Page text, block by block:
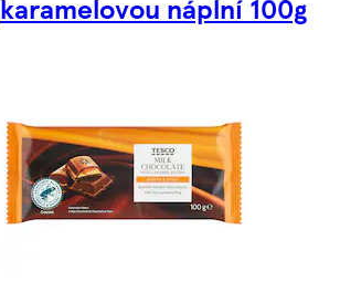
karamelovou náplní 100g